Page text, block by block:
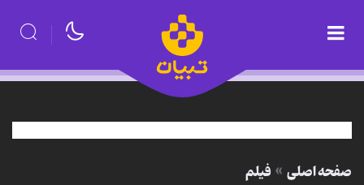
صفحه اصلی فیلم